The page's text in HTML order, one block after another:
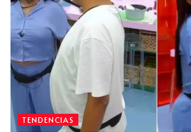
TENDENCIAS